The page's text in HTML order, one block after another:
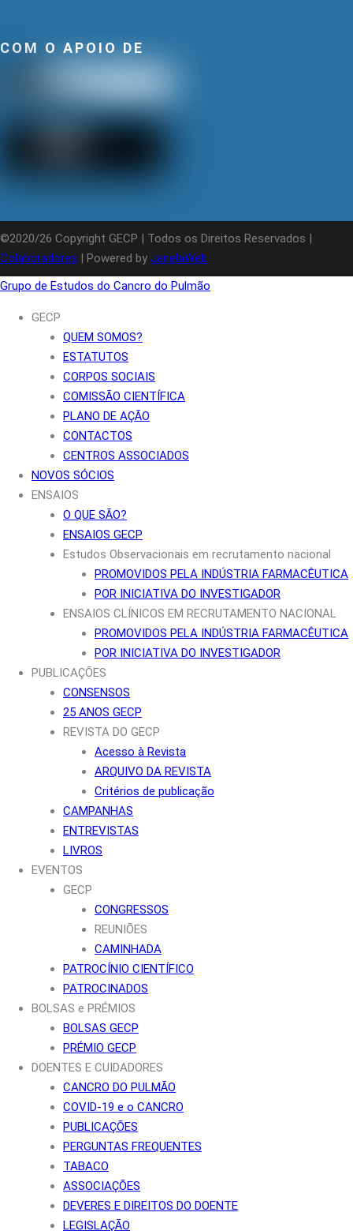
COM O APOIO DE
©2020/26 Copyright GECP | Todos os Direitos Reservados |
Colaboradores | Powered by JanelaWeb
Grupo de Estudos do Cancro do Pulmão
GECP
QUEM SOMOS?
ESTATUTOS
CORPOS SOCIAIS
COMISSÃO CIENTÍFICA
PLANO DE AÇÃO
CONTACTOS
CENTROS ASSOCIADOS
NOVOS SÓCIOS
ENSAIOS
O QUE SÃO?
ENSAIOS GECP
Estudos Observacionais em recrutamento nacional
PROMOVIDOS PELA INDÚSTRIA FARMACÊUTICA
POR INICIATIVA DO INVESTIGADOR
ENSAIOS CLÍNICOS EM RECRUTAMENTO NACIONAL
PROMOVIDOS PELA INDÚSTRIA FARMACÊUTICA
POR INICIATIVA DO INVESTIGADOR
PUBLICAÇÕES
CONSENSOS
25 ANOS GECP
REVISTA DO GECP
Acesso à Revista
ARQUIVO DA REVISTA
Critérios de publicação
CAMPANHAS
ENTREVISTAS
LIVROS
EVENTOS
GECP
CONGRESSOS
REUNIÕES
CAMINHADA
PATROCÍNIO CIENTÍFICO
PATROCINADOS
BOLSAS e PRÉMIOS
BOLSAS GECP
PRÉMIO GECP
DOENTES E CUIDADORES
CANCRO DO PULMÃO
COVID-19 e o CANCRO
PUBLICAÇÕES
PERGUNTAS FREQUENTES
TABACO
ASSOCIAÇÕES
DEVERES E DIREITOS DO DOENTE
LEGISLAÇÃO